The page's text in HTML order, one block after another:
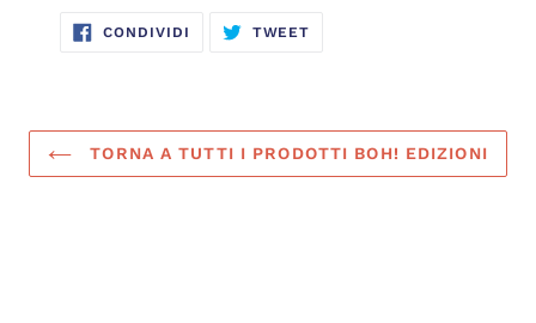
CONDIVIDI CONDIVIDITWEET
TORNA A TUTTI I PRODOTTI BOH! EDIZIONI